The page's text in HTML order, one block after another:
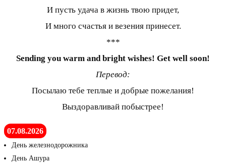
И пусть удача в жизнь твою придет,
И много счастья и везения принесет.
***
Sending you warm and bright wishes! Get well soon!
Перевод:
Посылаю тебе теплые и добрые пожелания!
Выздоравливай побыстрее!
07.08.2026
День железнодорожника
День Ашура